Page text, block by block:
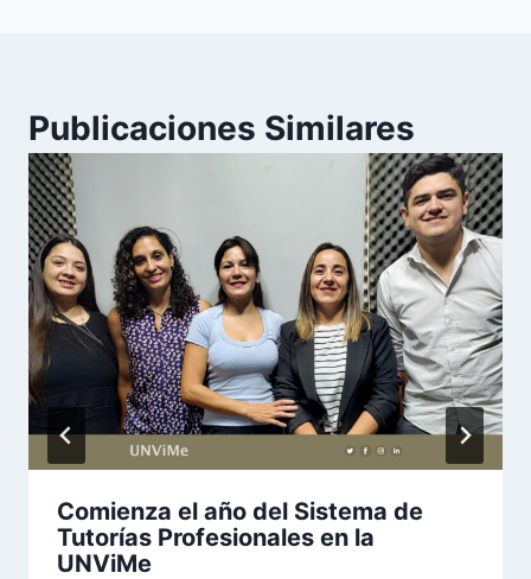
Publicaciones Similares
Comienza el año del Sistema de
Tutorías Profesionales en la
UNViMe